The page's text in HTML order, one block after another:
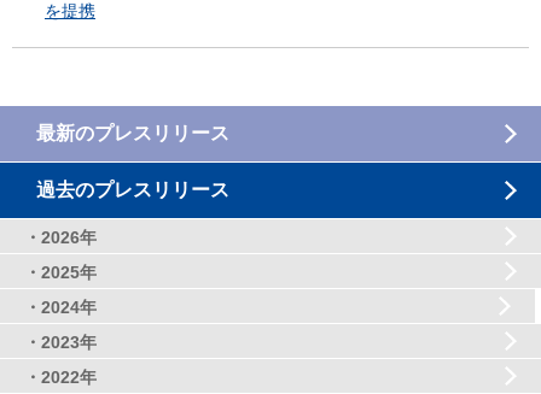
を提携
最新のプレスリリース
過去のプレスリリース
・2026年
・2025年
・2024年
・2023年
・2022年